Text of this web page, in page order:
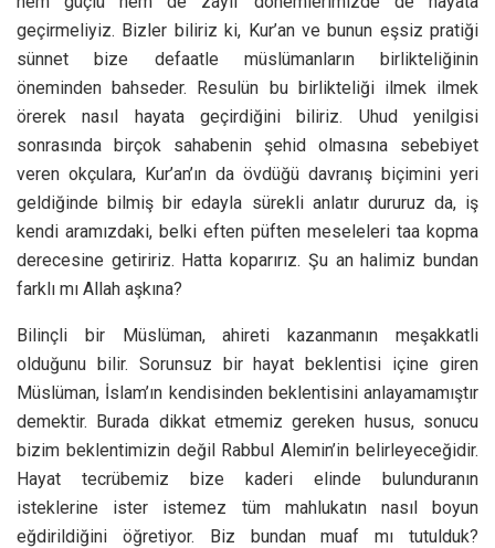
geçirmeliyiz. Bizler biliriz ki, Kur’an ve bunun eşsiz pratiği
sünnet bize defaatle müslümanların birlikteliğinin
öneminden bahseder. Resulün bu birlikteliği ilmek ilmek
örerek nasıl hayata geçirdiğini biliriz. Uhud yenilgisi
sonrasında birçok sahabenin şehid olmasına sebebiyet
veren okçulara, Kur’an’ın da övdüğü davranış biçimini yeri
geldiğinde bilmiş bir edayla sürekli anlatır dururuz da, iş
kendi aramızdaki, belki eften püften meseleleri taa kopma
derecesine getiririz. Hatta koparırız. Şu an halimiz bundan
farklı mı Allah aşkına?
Bilinçli bir Müslüman, ahireti kazanmanın meşakkatli
olduğunu bilir. Sorunsuz bir hayat beklentisi içine giren
Müslüman, İslam’ın kendisinden beklentisini anlayamamıştır
demektir. Burada dikkat etmemiz gereken husus, sonucu
bizim beklentimizin değil Rabbul Alemin’in belirleyeceğidir.
Hayat tecrübemiz bize kaderi elinde bulunduranın
isteklerine ister istemez tüm mahlukatın nasıl boyun
eğdirildiğini öğretiyor. Biz bundan muaf mı tutulduk?